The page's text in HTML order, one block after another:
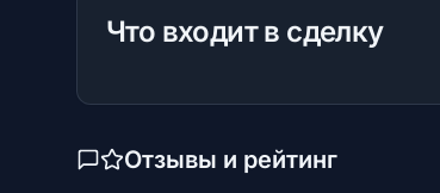
Что входит в сделку
Отзывы и рейтинг